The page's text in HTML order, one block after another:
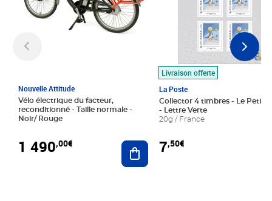
Nouvelle Attitude
Vélo électrique du facteur,
reconditionné - Taille normale -
Noir/ Rouge
1 490,00€ Ajouter au panier
Livraison offerte
La Poste
Collector 4 timbres - Le Petit
- Lettre Verte
20g / France
7,50€